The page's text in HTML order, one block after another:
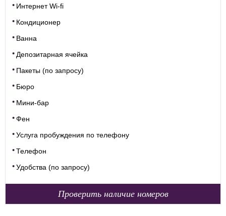
Интернет Wi-fi
Кондиционер
Ванна
Депозитарная ячейка
Пакеты (по запросу)
Бюро
Мини-бар
Фен
Услуга пробуждения по телефону
Телефон
Удобства (по запросу)
Проверить наличие номеров